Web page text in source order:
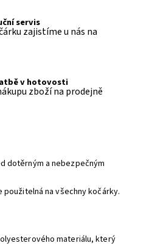
servis
zajistíme u nás na
v hotovosti
zboží na prodejně
dotěrným a nebezpečným
na všechny kočárky.
materiálu, který